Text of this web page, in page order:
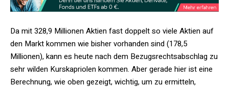
Da mit 328,9 Millionen Aktien fast doppelt so viele Aktien auf
den Markt kommen wie bisher vorhanden sind (178,5
Millionen), kann es heute nach dem Bezugsrechtsabschlag zu
sehr wilden Kurskapriolen kommen. Aber gerade hier ist eine
Berechnung, wie oben gezeigt, wichtig, um zu ermitteln,